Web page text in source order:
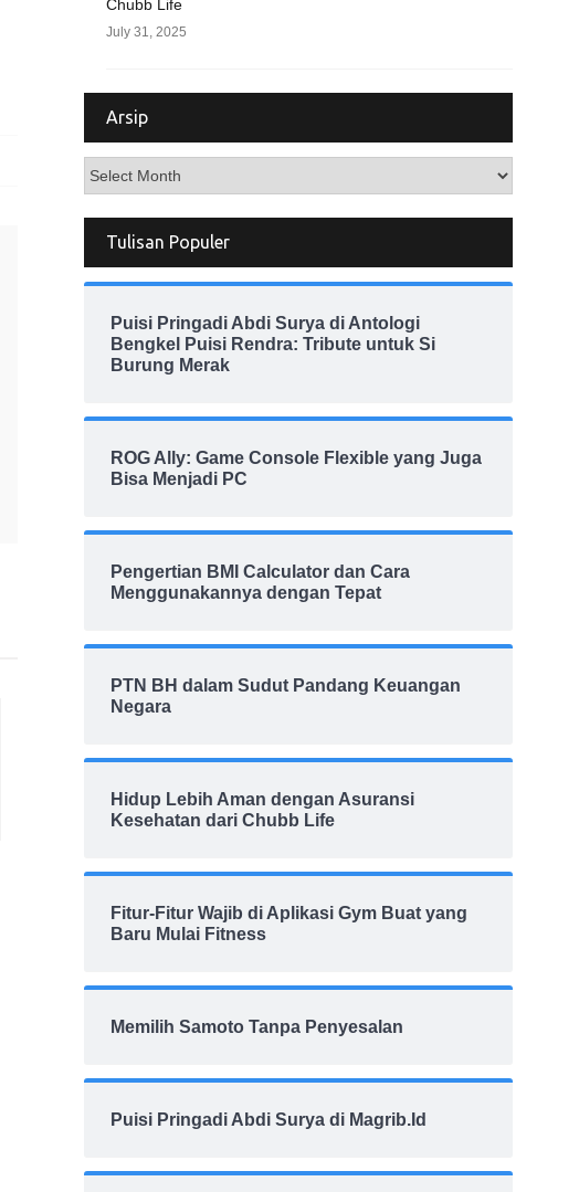
Chubb Life
July 31, 2025
Arsip
Arsip
Tulisan Populer
Puisi Pringadi Abdi Surya di Antologi
Bengkel Puisi Rendra: Tribute untuk Si
Burung Merak
ROG Ally: Game Console Flexible yang Juga
Bisa Menjadi PC
Pengertian BMI Calculator dan Cara
Menggunakannya dengan Tepat
PTN BH dalam Sudut Pandang Keuangan
Negara
Hidup Lebih Aman dengan Asuransi
Kesehatan dari Chubb Life
Fitur-Fitur Wajib di Aplikasi Gym Buat yang
Baru Mulai Fitness
Memilih Samoto Tanpa Penyesalan
Puisi Pringadi Abdi Surya di Magrib.Id